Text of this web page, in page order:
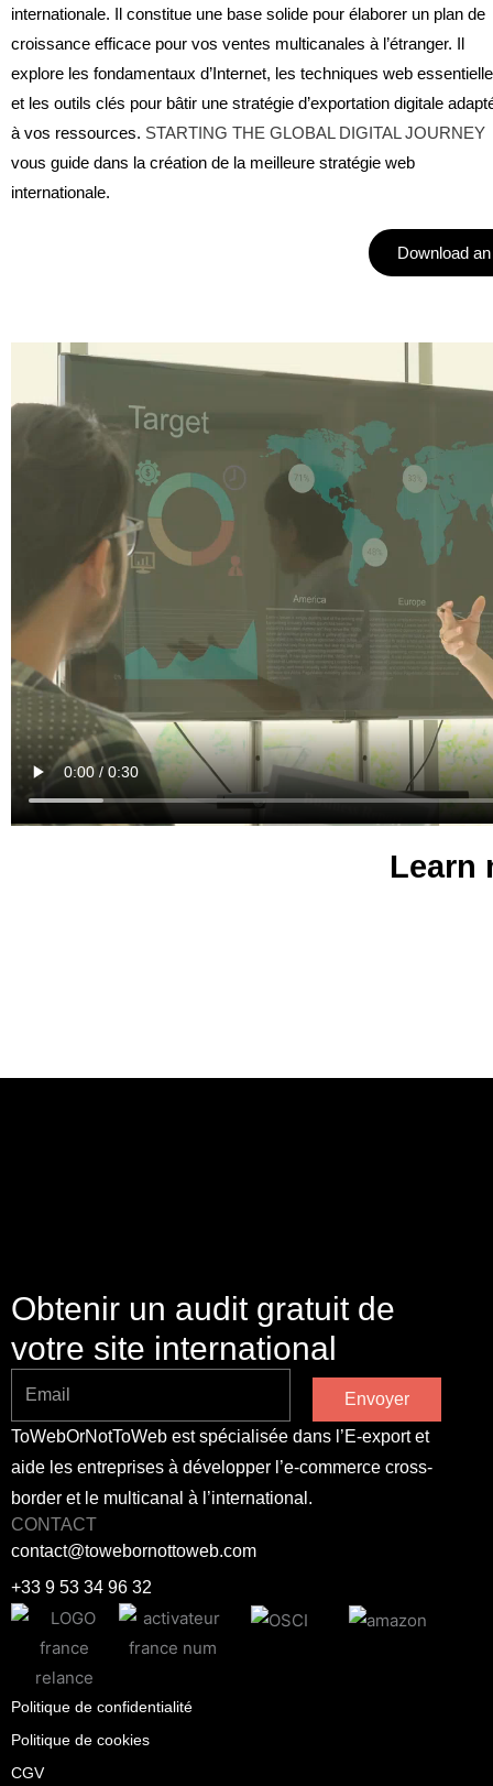
internationale. Il constitue une base solide pour élaborer un plan de
croissance efficace pour vos ventes multicanales à l’étranger. Il
explore les fondamentaux d’Internet, les techniques web
et les outils clés pour bâtir une stratégie d’exportation digitale
à vos ressources. STARTING THE GLOBAL DIGITAL JOURNEY
vous guide dans la création de la meilleure stratégie web
internationale.
Download
Hey! do you want to know
Learn
Obtenir un audit gratuit de
votre site international
Envoyer
ToWebOrNotToWeb est spécialisée dans l’E-export et
aide les entreprises à développer l’e-commerce cross-
border et le multicanal à l’international.
CONTACT
contact@towebornottoweb.com
+33 9 53 34 96 32
Politique de confidentialité
Politique de cookies
CGV